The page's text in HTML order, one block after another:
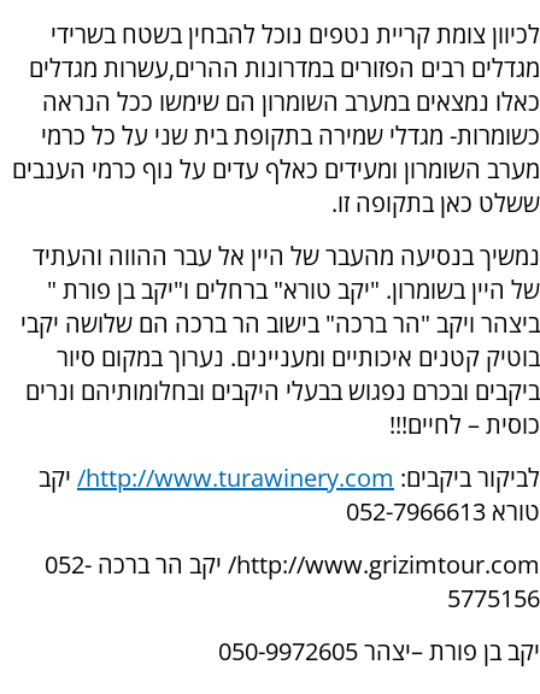
לכיוון צומת קריית נטפים נוכל להבחין בשטח בשרידי
מגדלים רבים הפזורים במדרונות ההרים,עשרות מגדלים
כאלו נמצאים במערב השומרון הם שימשו ככל הנראה
כשומרות- מגדלי שמירה בתקופת בית שני על כל כרמי
מערב השומרון ומעידים כאלף עדים על נוף כרמי הענבים
ששלט כאן בתקופה זו.
נמשיך בנסיעה מהעבר של היין אל עבר ההווה והעתיד
של היין בשומרון. "יקב טורא" ברחלים ו"יקב בן פורת "
ביצהר ויקב "הר ברכה" בישוב הר ברכה הם שלושה יקבי
בוטיק קטנים איכותיים ומעניינים. נערוך במקום סיור
ביקבים ובכרם נפגוש בבעלי היקבים ובחלומותיהם ונרים
כוסית – לחיים!!!
לביקור ביקבים: http://www.turawinery.com/ יקב
טורא 052-7966613
http://www.grizimtour.com/ יקב הר ברכה 052-
5775156
יקב בן פורת –יצהר 050-9972605